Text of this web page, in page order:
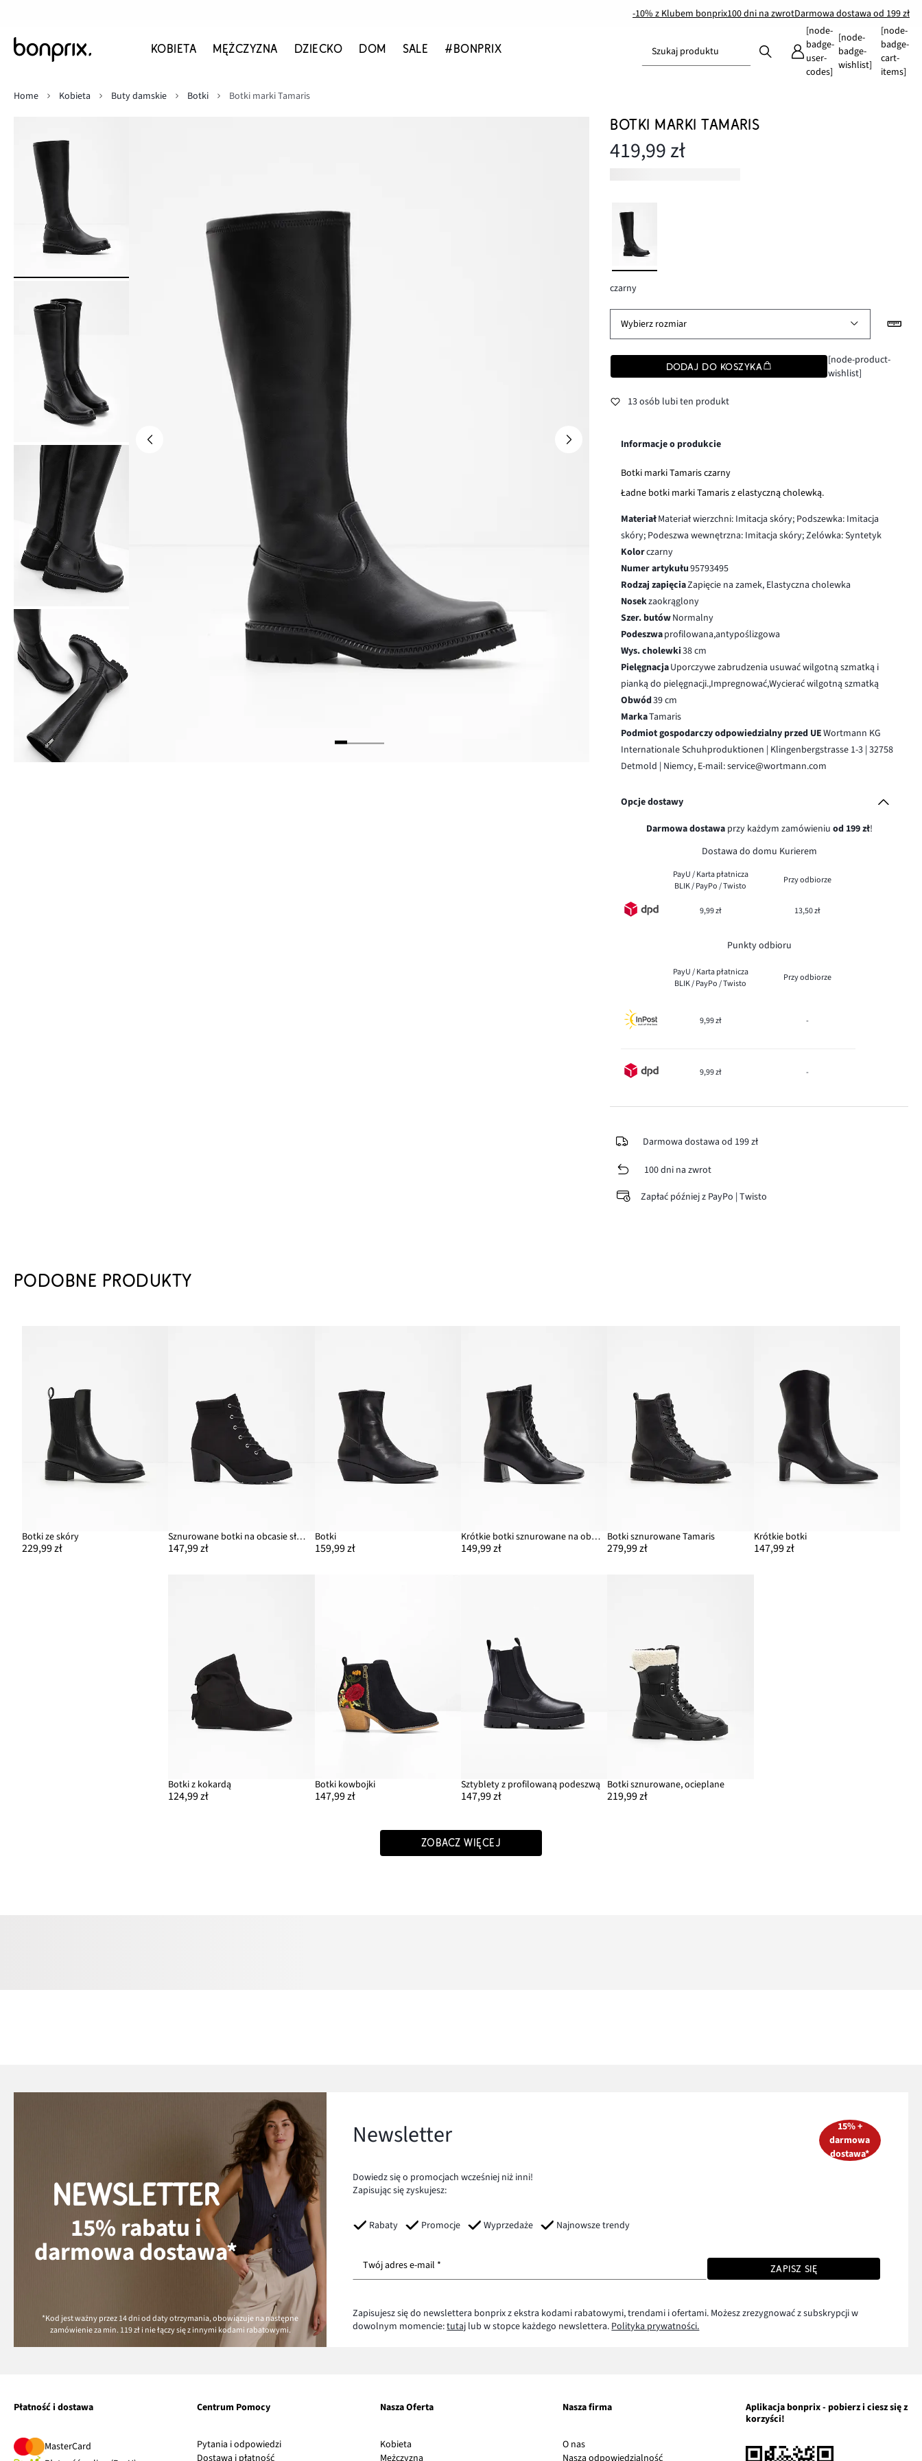
-10% z Klubem bonprix100 dni na zwrotDarmowa dostawa od 199 zł
KOBIETA MĘŻCZYZNA DZIECKO DOM SALE #BONPRIX Szukaj produktu
[node-
badge-
user-
codes]
[node-
badge-
wishlist]
[node-
badge-
cart-
items]
Home
Kobieta Buty damskie Botki Botki marki Tamaris
BOTKI MARKI TAMARIS
419,99 zł
czarny
Wybierz rozmiar
DODAJ DO KOSZYKA
[node-product-
wishlist]
13 osób lubi ten produkt
Informacje o produkcie
Botki marki Tamaris czarny
Ładne botki marki Tamaris z elastyczną cholewką.
MateriałMateriał wierzchni: Imitacja skóry; Podszewka: Imitacja
skóry; Podeszwa wewnętrzna: Imitacja skóry; Zelówka: Syntetyk
Kolorczarny
Numer artykułu95793495
Rodzaj zapięciaZapięcie na zamek, Elastyczna cholewka
Nosekzaokrąglony
Szer. butówNormalny
Podeszwaprofilowana,antypoślizgowa
Wys. cholewki38 cm
PielęgnacjaUporczywe zabrudzenia usuwać wilgotną szmatką i
pianką do pielęgnacji.,Impregnować,Wycierać wilgotną szmatką
Obwód39 cm
MarkaTamaris
Podmiot gospodarczy odpowiedzialny przed UEWortmann KG
Internationale Schuhproduktionen | Klingenbergstrasse 1-3 | 32758
Detmold | Niemcy, E-mail: service@wortmann.com
Opcje dostawy
Darmowa dostawaprzy każdym zamówieniu od 199 zł!
Dostawa do domu Kurierem
PayU / Karta płatnicza
BLIK / PayPo / Twisto
Przy odbiorze
9,99 zł 13,50 zł
Punkty odbioru
PayU / Karta płatnicza
BLIK / PayPo / Twisto
Przy odbiorze
9,99 zł -
9,99 zł -
Darmowa dostawa od 199 zł
100 dni na zwrot
Zapłać później z PayPo | Twisto
PODOBNE PRODUKTY
Botki ze skóry
229,99 zł
Sznurowane botki na obcasie słupkowym
147,99 zł
Botki
159,99 zł
Krótkie botki sznurowane na obcasie klockowym
149,99 zł
Botki sznurowane Tamaris
279,99 zł
Krótkie botki
147,99 zł
Botki z kokardą
124,99 zł
Botki kowbojki
147,99 zł
Sztyblety z profilowaną podeszwą
147,99 zł
Botki sznurowane, ocieplane
219,99 zł
ZOBACZ WIĘCEJ
NEWSLETTER
15% rabatu i
darmowa dostawa*
*Kod jest ważny przez 14 dni od daty otrzymania, obowiązuje na następne
zamówienie za min. 119 złi nie łączy się z innymi kodami rabatowymi.
Newsletter
Dowiedz się o promocjach wcześniej niż inni!
Zapisując się zyskujesz:
Rabaty Promocje Wyprzedaże Najnowsze trendy
15% +
darmowa
dostawa*
Twój adres e-mail * ZAPISZ SIĘ
Zapisujesz się do newslettera bonprix z ekstra kodami rabatowymi, trendami i ofertami. Możesz zrezygnować z subskrypcji w
dowolnym momencie:tutaj lub w stopce każdego newslettera.Polityka prywatności.
Płatność i dostawa
MasterCard
Centrum Pomocy
Pytania i odpowiedzi
Nasza Oferta
Kobieta
Nasza firma
O nasLink
otwiera
Link
Aplikacja bonprix - pobierz i ciesz się z
korzyści!